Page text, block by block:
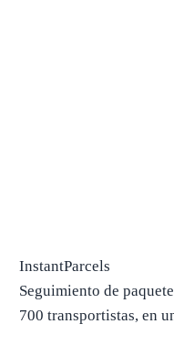
InstantParcels
Seguimiento de
700 transportistas, en